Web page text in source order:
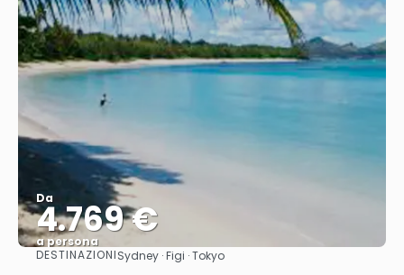
Da
4.769 €
a persona
Vedere
DESTINAZIONISydney · Figi · Tokyo